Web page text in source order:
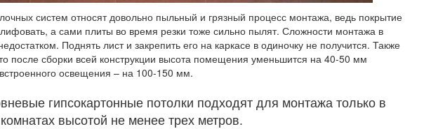
систем относят довольно пыльный и грязный процесс монтажа, ведь покрытие
а сами плиты во время резки тоже сильно пылят. Сложности монтажа в
Поднять лист и закрепить его на каркасе в одиночку не получится. Также
после сборки всей конструкции высота помещения уменьшится на 40-50 мм
освещения – на 100-150 мм.
гипсокартонные потолки подходят для монтажа только в
высотой не менее трех метров.